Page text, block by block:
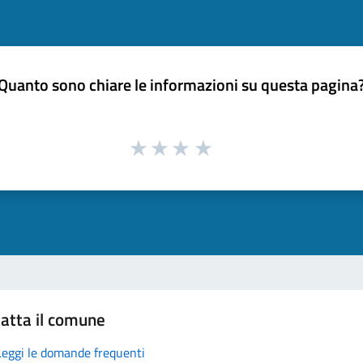
sono chiare le informazioni su questa
il comune
le domande frequenti